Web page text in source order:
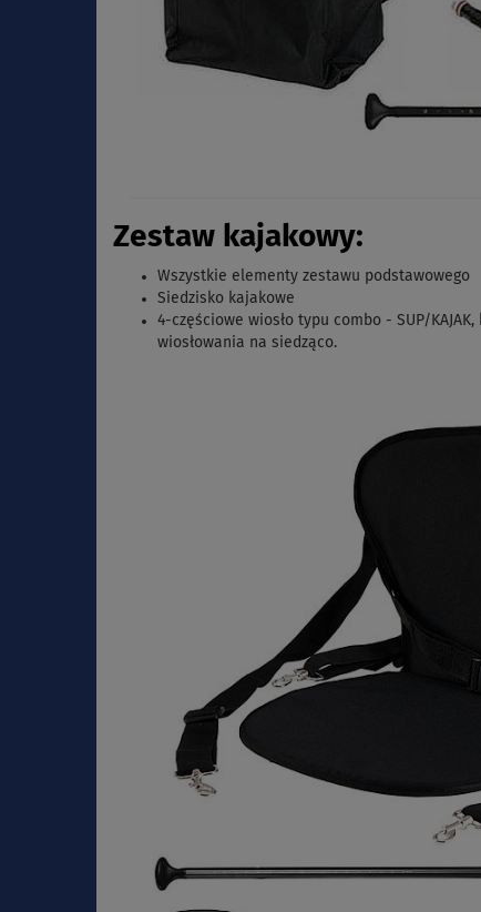
Zestaw kajakowy:
Wszystkie elementy zestawu podstawowego
Siedzisko kajakowe
4-częściowe wiosło typu combo - SUP/KAJAK,
wiosłowania na siedząco.